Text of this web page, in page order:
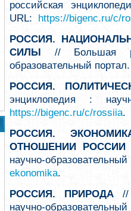
российская
URL: https://bigenc.ru/c/
РОССИЯ.
СИЛЫ // Большая
образовательный
РОССИЯ.
энциклопедия :
https://bigenc.ru/c/rossiia.
РОССИЯ.
ОТНОШЕНИИ РОССИИ
научно-
ekonomika.
РОССИЯ. ПРИРОДА//
научно-